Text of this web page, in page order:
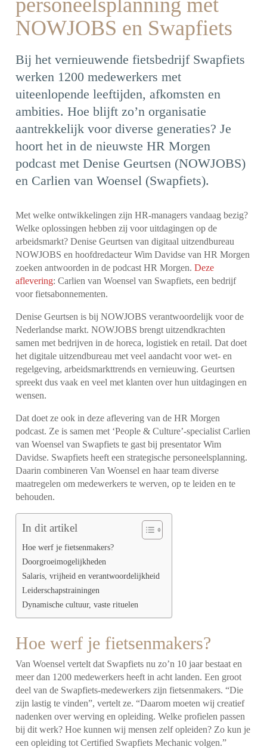
NOWJOBS en Swapfiets
Bij het vernieuwende fietsbedrijf Swapfiets
werken 1200 medewerkers met
uiteenlopende leeftijden, afkomsten en
ambities. Hoe blijft zo’n organisatie
aantrekkelijk voor diverse generaties? Je
hoort het in de nieuwste HR Morgen
podcast met Denise Geurtsen (NOWJOBS)
en Carlien van Woensel (Swapfiets).
Met welke ontwikkelingen zijn HR-managers vandaag bezig?
Welke oplossingen hebben zij voor uitdagingen op de
arbeidsmarkt? Denise Geurtsen van digitaal uitzendbureau
NOWJOBS en hoofdredacteur Wim Davidse van HR Morgen
zoeken antwoorden in de podcast HR Morgen.Deze
aflevering: Carlien van Woensel van Swapfiets, een bedrijf
voor fietsabonnementen.
Denise Geurtsen is bij NOWJOBS verantwoordelijk voor de
Nederlandse markt. NOWJOBS brengt uitzendkrachten
samen met bedrijven in de horeca, logistiek en retail. Dat doet
het digitale uitzendbureau met veel aandacht voor wet- en
regelgeving, arbeidsmarkttrends en vernieuwing. Geurtsen
spreekt dus vaak en veel met klanten over hun uitdagingen en
wensen.
Dat doet ze ook in deze aflevering van de HR Morgen
podcast. Ze is samen met ‘People & Culture’-specialist Carlien
van Woensel van Swapfiets te gast bij presentator Wim
Davidse. Swapfiets heeft een strategische personeelsplanning.
Daarin combineren Van Woensel en haar team diverse
maatregelen om medewerkers te werven, op te leiden en te
behouden.
In dit artikel
Hoe werf je fietsenmakers?
Doorgroeimogelijkheden
Salaris, vrijheid en verantwoordelijkheid
Leiderschapstrainingen
Dynamische cultuur, vaste rituelen
Hoe werf je fietsenmakers?
Van Woensel vertelt dat Swapfiets nu zo’n 10 jaar bestaat en
meer dan 1200 medewerkers heeft in acht landen. Een groot
deel van de Swapfiets-medewerkers zijn fietsenmakers. “Die
zijn lastig te vinden”, vertelt ze. “Daarom moeten wij creatief
nadenken over werving en opleiding. Welke profielen passen
bij dit werk? Hoe kunnen wij mensen zelf opleiden? Zo kun je
een opleiding tot Certified Swapfiets Mechanic volgen.”